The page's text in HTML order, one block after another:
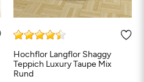
Hochflor Langflor Shaggy
Teppich Luxury Taupe Mix
Rund